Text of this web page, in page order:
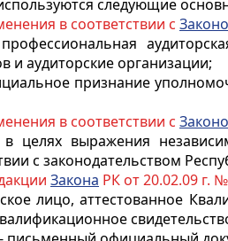
следующие
в соответствии с
аудиторские организации;
признание
в соответствии с
целях выражения
с законодательством
Закона РК от 20.02.09 г.
лицо, аттестованное